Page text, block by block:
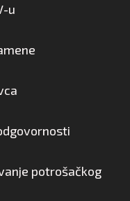
u
potrošačkog